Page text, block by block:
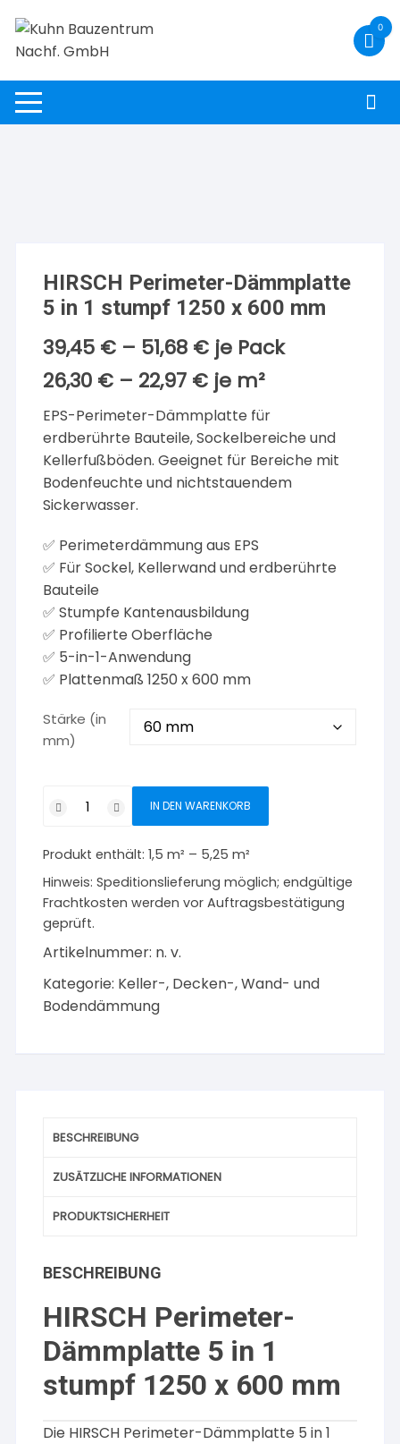
Inhalt
springen
0
HIRSCH Perimeter-Dämmplatte
5 in 1 stumpf 1250 x 600 mm
39,45 € – 51,68 € je Pack
26,30 € – 22,97 € je m²
EPS-Perimeter-Dämmplatte für
erdberührte Bauteile, Sockelbereiche und
Kellerfußböden. Geeignet für Bereiche mit
Bodenfeuchte und nichtstauendem
Sickerwasser.
✅ Perimeterdämmung aus EPS
✅ Für Sockel, Kellerwand und erdberührte
Bauteile
✅ Stumpfe Kantenausbildung
✅ Profilierte Oberfläche
✅ 5-in-1-Anwendung
✅ Plattenmaß 1250 x 600 mm
Stärke (in
mm)
Perimeter-
5
in
1
stumpf
1250
600
mm
IN DEN WARENKORB
Produkt enthält: 1,5m² – 5,25m²
Hinweis:Speditionslieferung möglich; endgültige
Frachtkosten werden vor Auftragsbestätigung
geprüft.
Artikelnummer: n. v.
Kategorie: Keller-, Decken-, Wand- und
Bodendämmung
BESCHREIBUNG
ZUSÄTZLICHE INFORMATIONEN
PRODUKTSICHERHEIT
BESCHREIBUNG
HIRSCH Perimeter-
Dämmplatte 5 in 1
stumpf 1250 x 600 mm
Die HIRSCH Perimeter-Dämmplatte 5 in 1